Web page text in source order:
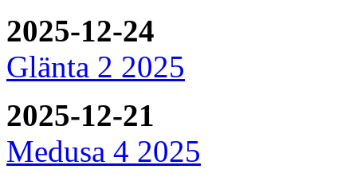
2025-12-24
Glänta 2 2025
2025-12-21
Medusa 4 2025